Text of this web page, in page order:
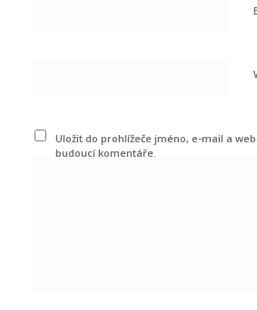
Uložit do prohlížeče jméno, e-mail a
budoucí komentáře.